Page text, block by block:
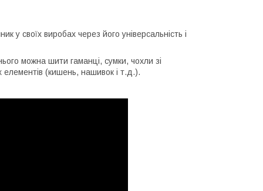
у своїх виробах через його універсальність і
можна шити гаманці, сумки, чохли зі
елементів (кишень, нашивок і т.д.).